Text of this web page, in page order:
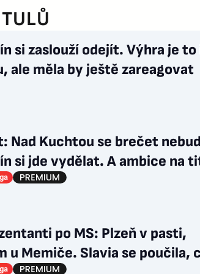
si zaslouží odejít. Výhra je to
ale měla by ještě zareagovat
Nad Kuchtou se brečet
si jde vydělat. A ambice na
po MS: Plzeň v pasti,
u Memiče. Slavia se poučila,